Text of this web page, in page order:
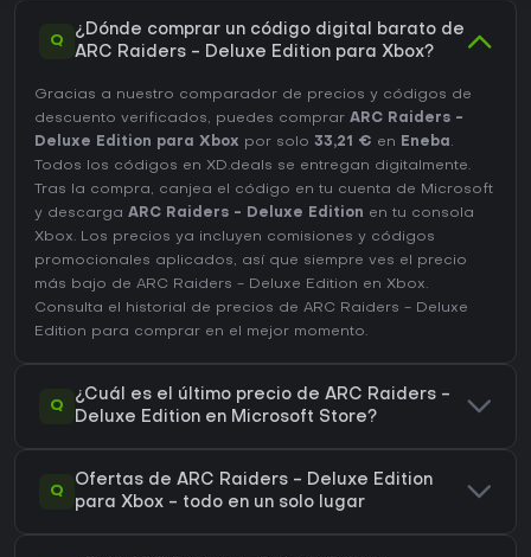
Q
¿Dónde comprar un código digital barato de
ARC Raiders - Deluxe Edition para Xbox?
Gracias a nuestro comparador de precios y códigos de
descuento verificados, puedes comprar ARC Raiders -
Deluxe Edition para Xbox por solo 33,21 € en Eneba .
Todos los códigos en XD.deals se entregan digitalmente.
Tras la compra, canjea el código en tu cuenta de Microsoft
y descarga ARC Raiders - Deluxe Edition en tu consola
Xbox. Los precios ya incluyen comisiones y códigos
promocionales aplicados, así que siempre ves el precio
más bajo de ARC Raiders - Deluxe Edition en Xbox.
Consulta el
historial de precios de ARC Raiders - Deluxe
Edition para comprar en el mejor momento.
Q
¿Cuál es el último precio de ARC Raiders -
Deluxe Edition en Microsoft Store?
Q
Ofertas de ARC Raiders - Deluxe Edition
para Xbox - todo en un solo lugar